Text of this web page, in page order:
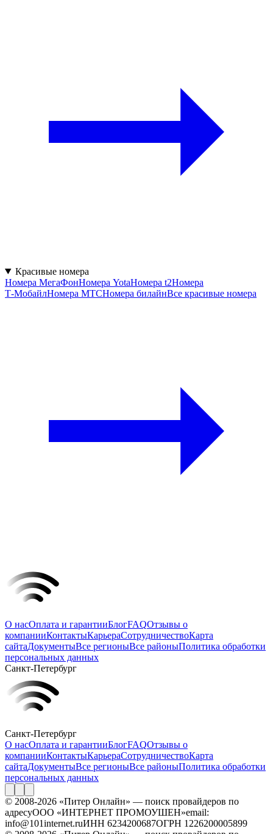
Красивые номера
Номера МегаФонНомера YotaНомера t2Номера
Т‑МобайлНомера МТСНомера билайнВсе красивые номера
О насОплата и гарантииБлогFAQОтзывы о
компанииКонтактыКарьераСотрудничествоКарта
сайтаДокументыВсе регионыВсе районыПолитика обработки
персональных данных
Санкт-Петербург
Санкт-Петербург
О насОплата и гарантииБлогFAQОтзывы о
компанииКонтактыКарьераСотрудничествоКарта
сайтаДокументыВсе регионыВсе районыПолитика обработки
персональных данных
© 2008-2026 «Питер Онлайн» — поиск провайдеров по
адресуООО «ИНТЕРНЕТ ПРОМОУШЕН»email:
info@101internet.ruИНН 6234200687ОГРН 1226200005899